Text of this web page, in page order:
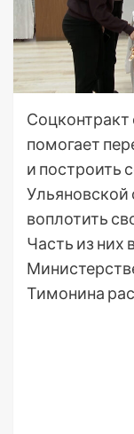
Соцконтракт
помогает
и построить
Ульяновской
воплотить
Часть из них
Тимонина